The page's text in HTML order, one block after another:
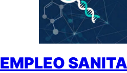
EMPLEO